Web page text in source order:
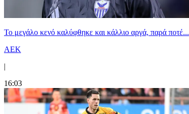
Το μεγάλο κενό καλύφθηκε και κάλλιο αργά, παρά ποτέ...
ΑΕΚ
|
16:03